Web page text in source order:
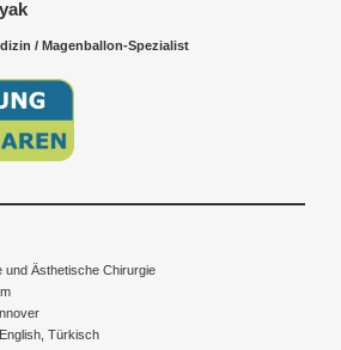
/ Magenballon-Spezialist
und Ästhetische Chirurgie
Türkisch